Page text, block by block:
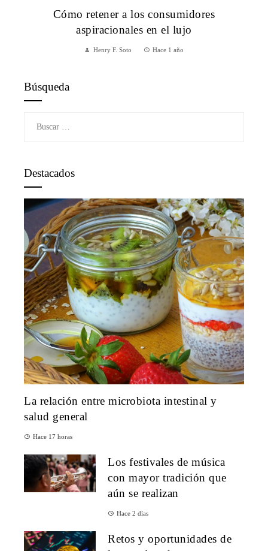
Cómo retener a los consumidores
aspiracionales en el lujo
Henry F. Soto Hace 1 año
Búsqueda
Destacados
La relación entre microbiota intestinal y
salud general
Hace 17 horas
Los festivales de música
con mayor tradición que
aún se realizan
Hace 2 días
Retos y oportunidades de